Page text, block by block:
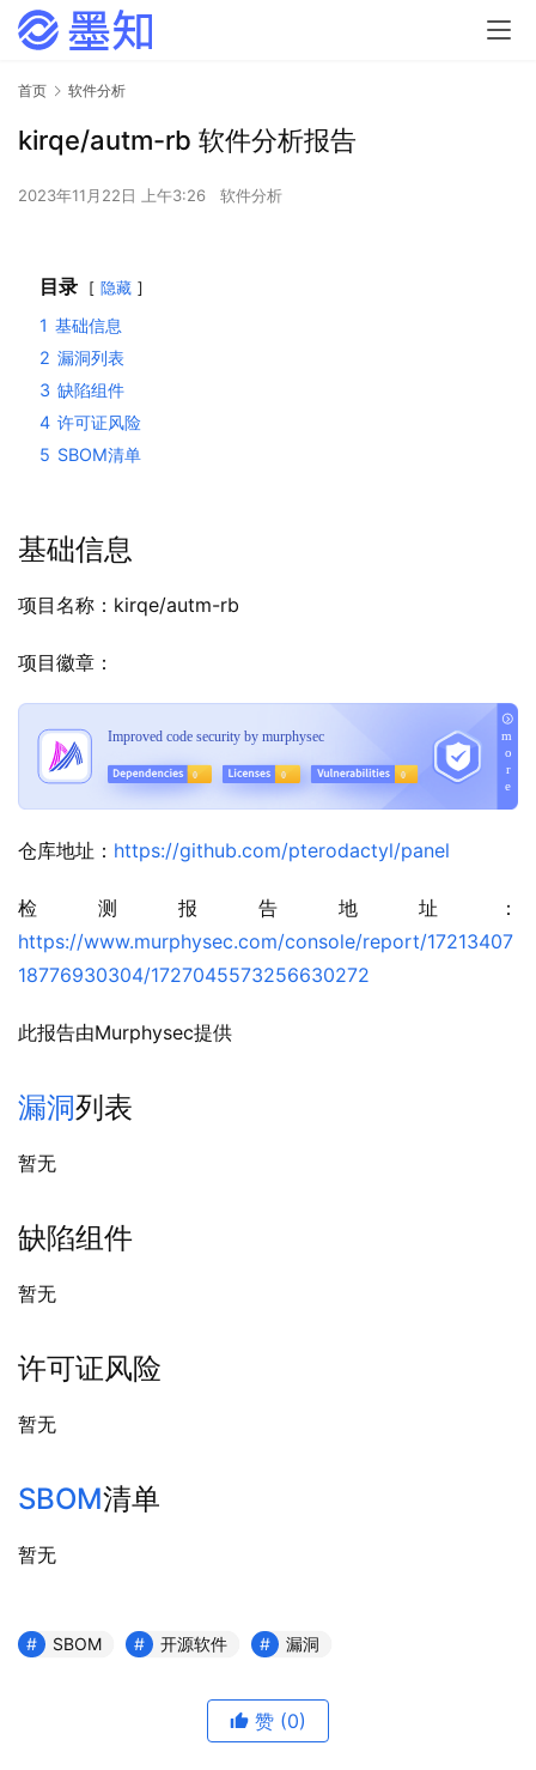
首页 软件分析
kirqe/autm-rb 软件分析报告
2023年11月22日 上午3:26 软件分析
目录 隐藏
1 基础信息
2 漏洞列表
3 缺陷组件
4 许可证风险
5 SBOM清单
基础信息
项目名称：kirqe/autm-rb
项目徽章：
仓库地址： https://github.com/pterodactyl/panel
检测报告地址：
https://www.murphysec.com/console/report/17213407
18776930304/1727045573256630272
此报告由Murphysec提供
漏洞列表
暂无
缺陷组件
暂无
许可证风险
暂无
SBOM清单
暂无
SBOM 开源软件 漏洞
赞 (0)